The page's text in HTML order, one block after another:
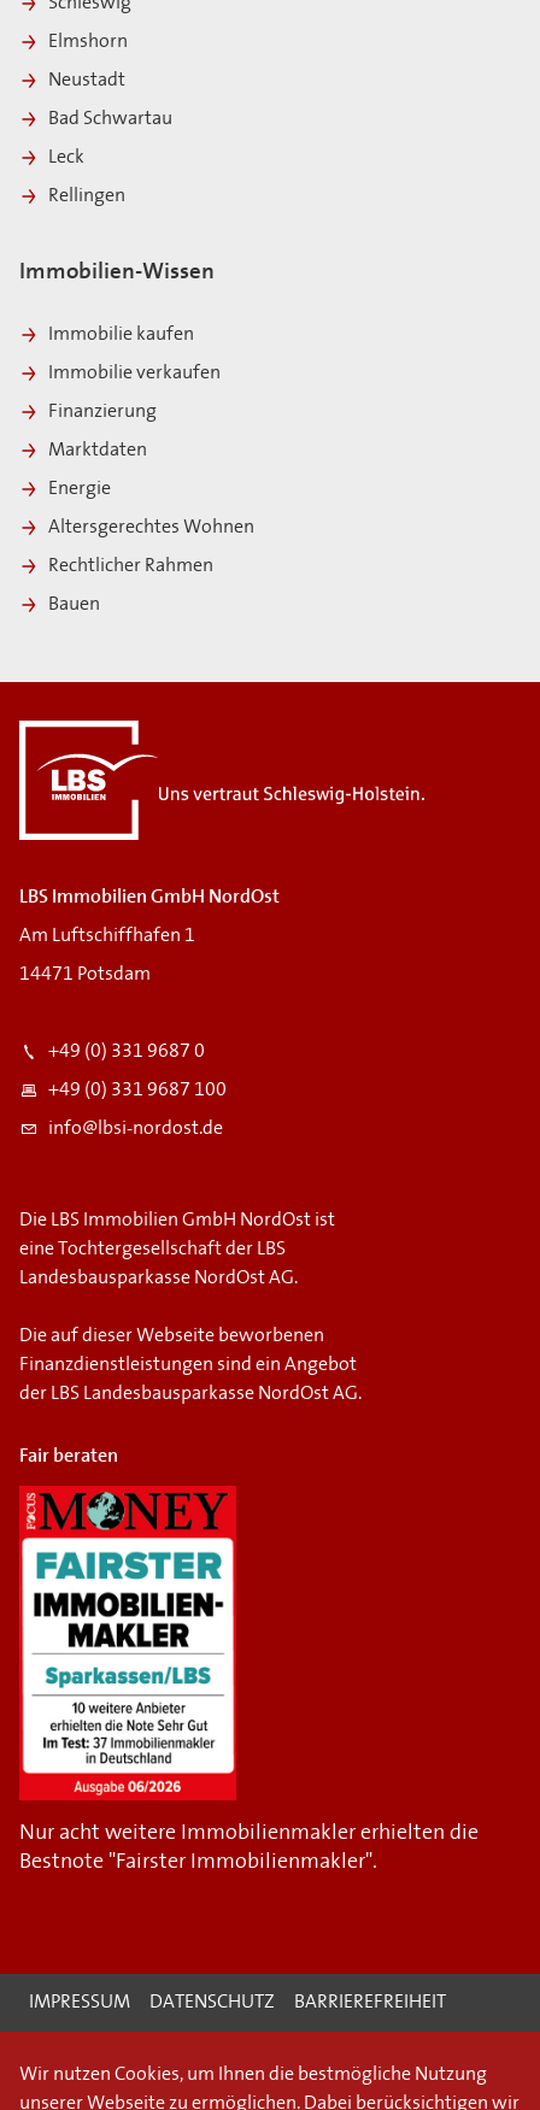
Elmshorn
Neustadt
Bad Schwartau
Leck
Rellingen
Immobilien-Wissen
Immobilie kaufen
Immobilie verkaufen
Finanzierung
Marktdaten
Energie
Altersgerechtes Wohnen
Rechtlicher Rahmen
Bauen
LBS Immobilien GmbH NordOst
Am Luftschiffhafen 1
14471 Potsdam
+49 (0) 331 9687 0
+49 (0) 331 9687 100
info@lbsi-nordost.de
Die LBS Immobilien GmbH NordOst ist
eine Tochtergesellschaft der LBS
Landesbausparkasse NordOst AG.
Die auf dieser Webseite beworbenen
Finanzdienstleistungen sind ein Angebot
der LBS Landesbausparkasse NordOst AG.
Fair beraten
Nur acht weitere Immobilienmakler erhielten die
Bestnote "Fairster Immobilienmakler".
IMPRESSUM DATENSCHUTZ BARRIEREFREIHEIT
Wir nutzen Cookies, um Ihnen die bestmögliche Nutzung
unserer Webseite zu ermöglichen. Dabei berücksichtigen wir